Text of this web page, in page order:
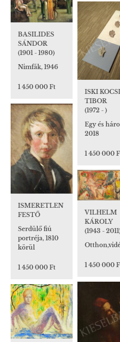
BASILIDES
SÁNDOR
(1901 - 1980)
Nimfák, 1946
1 450 000 Ft
ISKI
TIBOR
(1972 - )
Egy és
2018
1 450 000
ISMERETLEN
FESTŐ
Serdülő fiú
portréja, 1810
körül
1 450 000 Ft
VILHELM
KÁROLY
(1943 -
1 450 000